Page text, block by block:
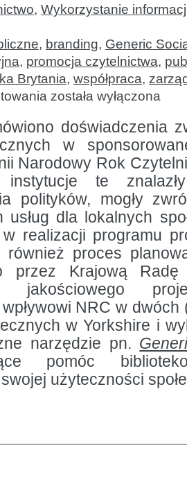
, Wykorzystanie
, branding, Generic
, promocja czytelnictwa,
Brytania, współpraca,
Biblioteki
jako
partnerzy
narodowego
programu
została wyłączona
doświadczenia
w
Narodowy Rok
instytucje te
polityków, mogły
dla lokalnych
realizacji programu
również proces
przez Krajową Radę
NRC w
w Yorkshire i
narzędzie pn.
pomóc
użyteczności